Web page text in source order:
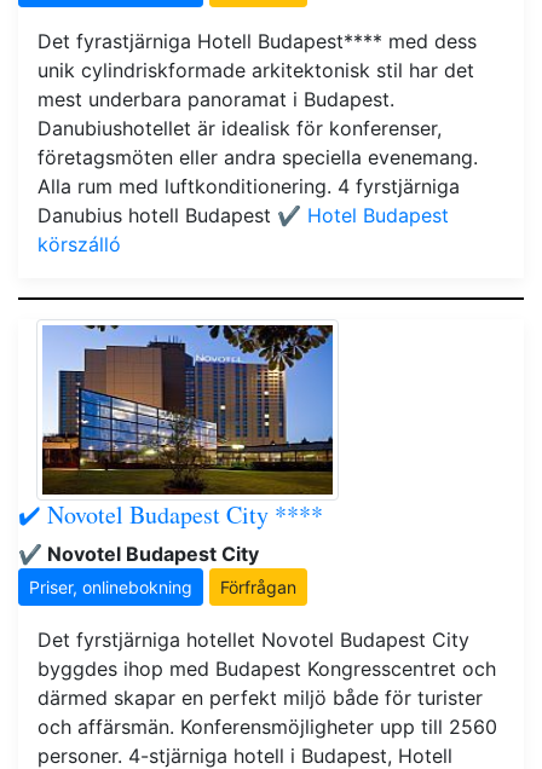
Det fyrastjärniga Hotell Budapest**** med dess
unik cylindriskformade arkitektonisk stil har det
mest underbara panoramat i Budapest.
Danubiushotellet är idealisk för konferenser,
företagsmöten eller andra speciella evenemang.
Alla rum med luftkonditionering. 4 fyrstjärniga
Danubius hotell Budapest ✔️ Hotel Budapest
körszálló
✔️ Novotel Budapest City ****
✔️ Novotel Budapest City
Priser, onlinebokning Förfrågan
Det fyrstjärniga hotellet Novotel Budapest City
byggdes ihop med Budapest Kongresscentret och
därmed skapar en perfekt miljö både för turister
och affärsmän. Konferensmöjligheter upp till 2560
personer. 4-stjärniga hotell i Budapest, Hotell